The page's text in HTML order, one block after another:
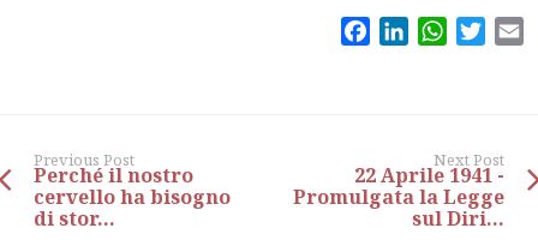
FacebookLinkedIn
Previous Post
Perché il nostro
cervello ha bisogno
di stor...
Next Post
22 Aprile 1941 -
Promulgata la Legge
sul Diri...